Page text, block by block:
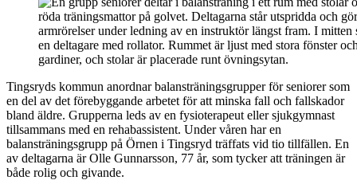
Tingsryds kommun anordnar balansträningsgrupper för seniorer som
en del av det förebyggande arbetet för att minska fall och fallskador
bland äldre. Grupperna leds av en fysioterapeut eller sjukgymnast
tillsammans med en rehabassistent. Under våren har en
balansträningsgrupp på Örnen i Tingsryd träffats vid tio tillfällen. En
av deltagarna är Olle Gunnarsson, 77 år, som tycker att träningen är
både rolig och givande.